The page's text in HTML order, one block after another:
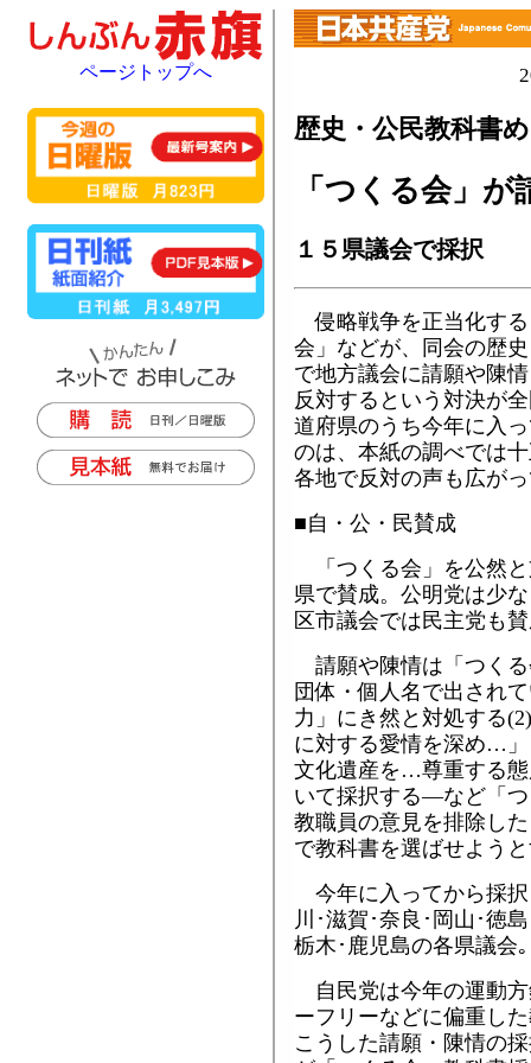
歴史・公民教科書
「つくる会」が
１５県議会で採択
侵略戦争を正当化す
会」などが、同会の歴
で地方議会に請願や陳
反対するという対決が
道府県のうち今年に入
のは、本紙の調べでは
各地で反対の声も広が
■自・公・民賛成
「つくる会」を公然
県で賛成。公明党は少
区市議会では民主党も
請願や陳情は「つく
団体・個人名で出され
力」にき然と対処する
に対する愛情を深め…
文化遺産を…尊重する
いて採択する―など「
教職員の意見を排除し
で教科書を選ばせよう
今年に入ってから採択
川･滋賀･奈良･岡山･徳
栃木･鹿児島の各県議会｡
自民党は今年の運動
ーフリーなどに偏重し
こうした請願・陳情の
ページトップへ